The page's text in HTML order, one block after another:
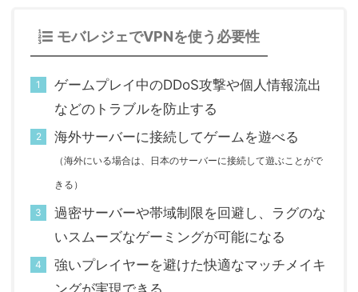
モバレジェでVPNを使う必要性
ゲームプレイ中のDDoS攻撃や個人情報流出
などのトラブルを防止する
海外サーバーに接続してゲームを遊べる
（海外にいる場合は、日本のサーバーに接続して遊ぶことがで
きる）
過密サーバーや帯域制限を回避し、ラグのな
いスムーズなゲーミングが可能になる
強いプレイヤーを避けた快適なマッチメイキ
ングが実現できる